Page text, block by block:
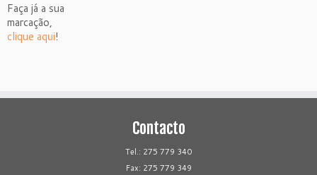
Faça já a sua
marcação,
clique aqui!
Contacto
Tel.: 275 779 340
Fax: 275 779 349